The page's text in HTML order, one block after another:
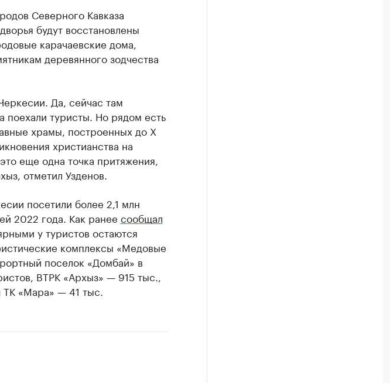
Северного Кавказа
будут восстановлены
карачаевские дома,
деревянного зодчества
Да, сейчас там
туристы. Но рядом есть
храмы, построенных до X
христианства на
еще одна точка притяжения,
отметил Узденов.
посетили более 2,1 млн
2022 года. Как ранее сообщал
у туристов остаются
комплексы «Медовые
поселок «Домбай» в
ВТРК «Архыз» — 915 тыс.,
«Мара» — 41 тыс.